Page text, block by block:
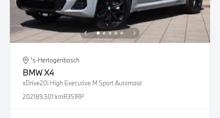
's-Hertogenbosch
BMWX4
xDrive20i High Executive M Sport Automaat
202189.501 kmR351RP